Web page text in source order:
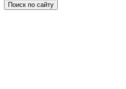
Поиск по сайту